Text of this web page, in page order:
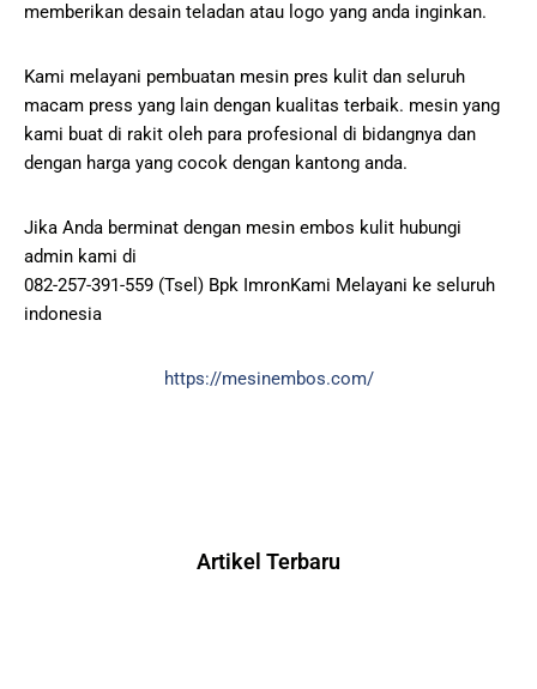
memberikan desain teladan atau logo yang anda inginkan.
Kami melayani pembuatan mesin pres kulit dan seluruh
macam press yang lain dengan kualitas terbaik. mesin yang
kami buat di rakit oleh para profesional di bidangnya dan
dengan harga yang cocok dengan kantong anda.
Jika Anda berminat dengan mesin embos kulit hubungi
admin kami di
082-257-391-559 (Tsel) Bpk ImronKami Melayani ke seluruh
indonesia
https://mesinembos.com/
Artikel Terbaru